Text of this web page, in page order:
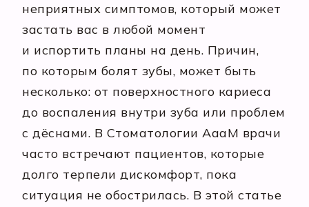
неприятных симптомов, который может
застать вас в любой момент
и испортить планы на день. Причин,
по которым болят зубы, может быть
несколько: от поверхностного кариеса
до воспаления внутри зуба или проблем
с дёснами. В Стоматологии АааМ врачи
часто встречают пациентов, которые
долго терпели дискомфорт, пока
ситуация не обострилась. В этой статье